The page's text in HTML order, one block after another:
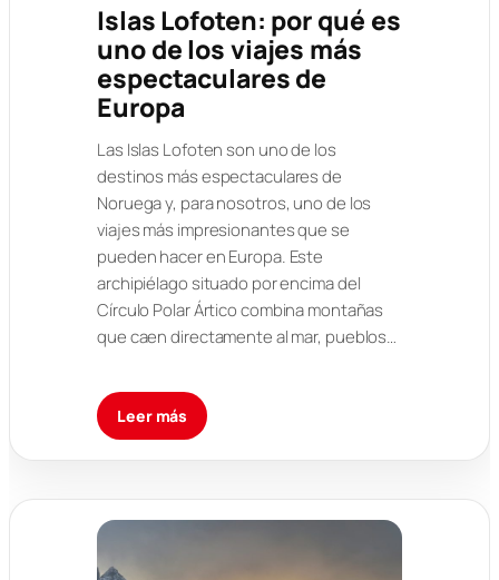
Islas Lofoten: por qué es
uno de los viajes más
espectaculares de
Europa
Las Islas Lofoten son uno de los
destinos más espectaculares de
Noruega y, para nosotros, uno de los
viajes más impresionantes que se
pueden hacer en Europa. Este
archipiélago situado por encima del
Círculo Polar Ártico combina montañas
que caen directamente al mar, pueblos…
Leer más